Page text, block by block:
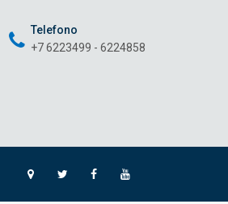
Telefono
+7 6223499 - 6224858